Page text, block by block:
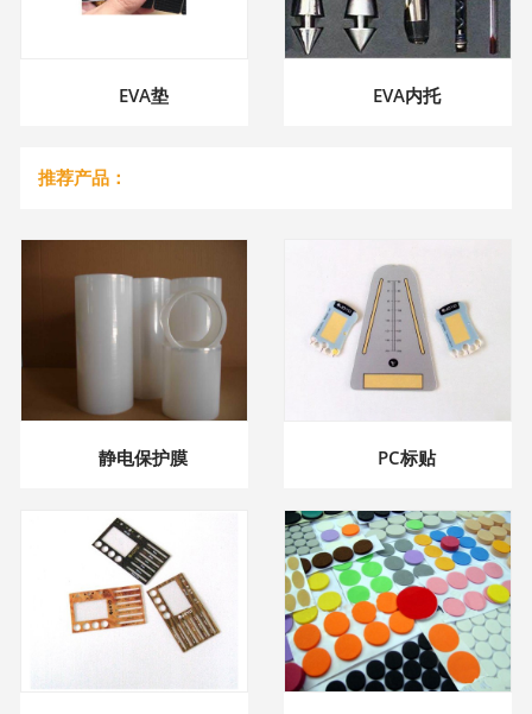
EVA垫 EVA内托
推荐产品：
静电保护膜 PC标贴